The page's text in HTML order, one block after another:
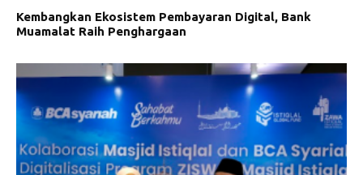
Kembangkan Ekosistem Pembayaran Digital, Bank
Muamalat Raih Penghargaan